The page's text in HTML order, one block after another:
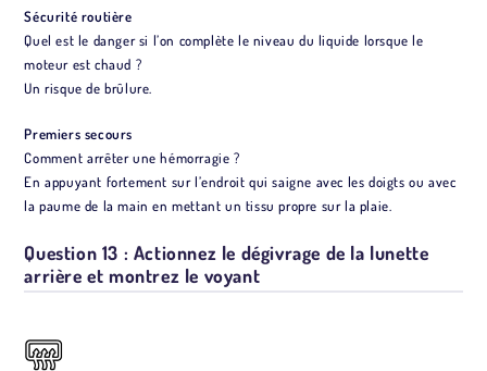
Sécurité routière
Quel est le danger si l’on complète le niveau du liquide lorsque le
moteur est chaud ?
Un risque de brûlure.
Premiers secours
Comment arrêter une hémorragie ?
En appuyant fortement sur l’endroit qui saigne avec les doigts ou avec
la paume de la main en mettant un tissu propre sur la plaie.
Question 13 : Actionnez le dégivrage de la lunette
arrière et montrez le voyant